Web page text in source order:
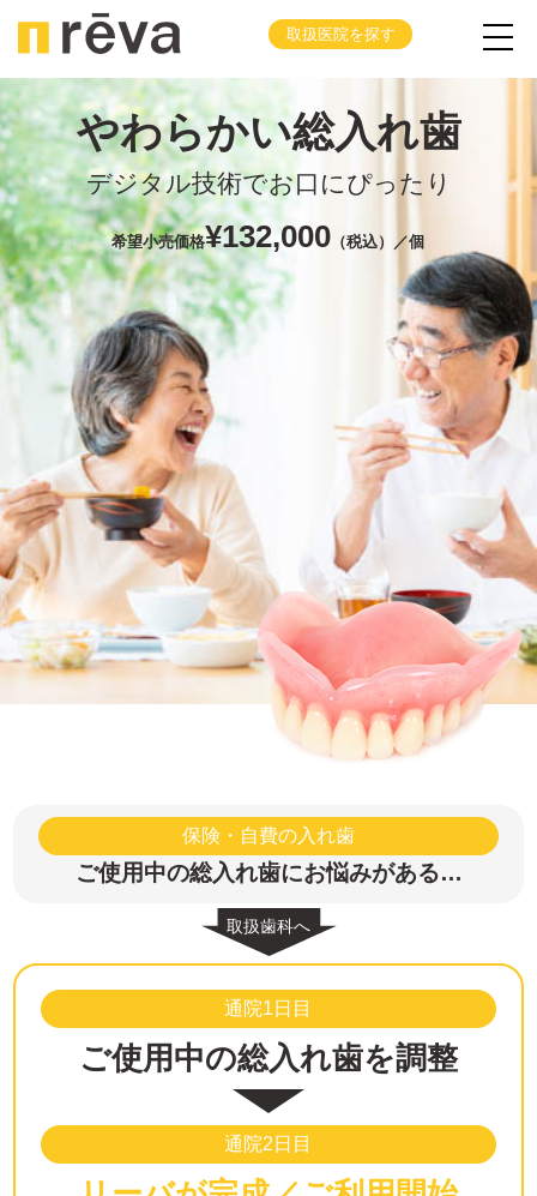
取扱医院を探す
やわらかい総入れ歯
デジタル技術でお口にぴったり
希望小売価格¥132,000 （税込）／個
保険・自費の入れ歯
ご使用中の総入れ歯にお悩みがある…
通院1日目
ご使用中の総入れ歯を調整
通院2日目